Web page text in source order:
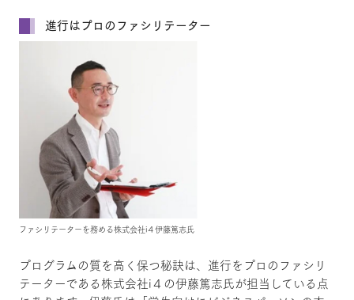
進行はプロのファシリテーター
ファシリテーターを務める株式会社i４伊藤篤志氏
プログラムの質を高く保つ秘訣は、進行をプロのファシリ
テーターである株式会社i４の伊藤篤志氏が担当している点